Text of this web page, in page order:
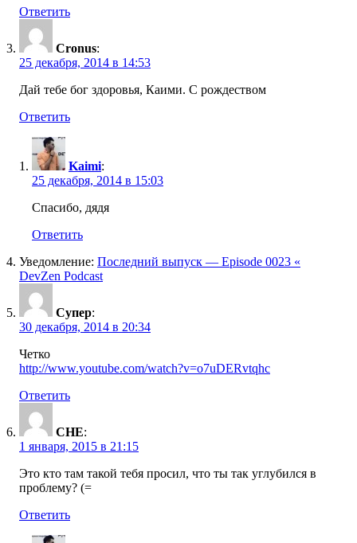
Ответить
Cronus:
25 декабря, 2014 в 14:53
Дай тебе бог здоровья, Каими. С рождеством
Ответить
Kaimi:
25 декабря, 2014 в 15:03
Спасибо, дядя
Ответить
Уведомление: Последний выпуск — Episode 0023 «
DevZen Podcast
Супер:
30 декабря, 2014 в 20:34
Четко
http://www.youtube.com/watch?v=o7uDERvtqhc
Ответить
CHE:
1 января, 2015 в 21:15
Это кто там такой тебя просил, что ты так углубился в
проблему? (=
Ответить